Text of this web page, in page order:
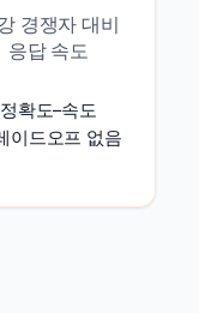
경쟁자 대비
응답 속도
정확도–속도
이드오프 없음